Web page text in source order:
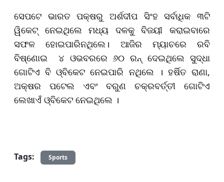
ସେପଟେ ଭାରତ ପକ୍ଷରୁ ଅର୍ଶଦୀପ ସିଂହ ସର୍ବାଧିକ ୩ଟି
ୱିକେଟ୍ ନେଇଥିଲେ ମଧ୍ୟ ଦଳକୁ ବିଜୟୀ କରାଇବାରେ
ସଫଳ ହୋଇପାରିନଥିଲେ। ଆଜିର ମ୍ୟାଚରେ ରବି
ବିଷ୍ଣୋଇ ୪ ଓଭବରରେ ୬୦ ରନ୍‌ ଦେଇଥିଲେ ସୁଦ୍ଧା
ଗୋଟିଏ ବି ଓ୍ବିକେଟ ନେଇପାରି ନଥିଲେ । ହର୍ଷିତ ରାଣା,
ଅକ୍ଷର ପଟେଲ ଏବଂ ବରୁଣ ଚକ୍ରବର୍ତ୍ତୀ ଗୋଟିଏ
ଲେଖାଏଁ ଓ୍ବିକେଟ ନେଇଥିଲେ ।
Tags: Sports